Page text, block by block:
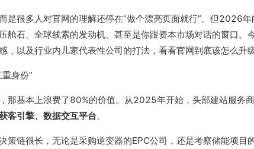
是很多人对官网的理解还停在“做个漂亮页面就行”。但2026
舱石、全球线索的发动机、甚至是你跟资本市场对话的窗口
，以及行业内几家代表性公司的打法，看看官网到底该怎么升级
身份”
那基本上浪费了80%的价值。从2025年开始，头部建站服务
客引擎、数据交互平台。
策链很长，无论是采购逆变器的EPC公司，还是考察储能项